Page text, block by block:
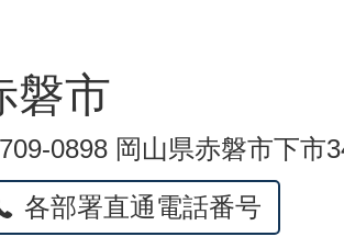
磐市
0898 岡山県赤磐市下市
各部署直通電話番号